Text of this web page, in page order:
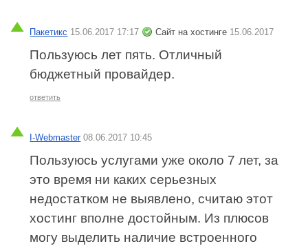
Пакетикс 15.06.2017 17:17 Сайт на хостинге 15.06.2017
Пользуюсь лет пять. Отличный
бюджетный провайдер.
ответить
I-Webmaster 08.06.2017 10:45
Пользуюсь услугами уже около 7 лет, за
это время ни каких серьезных
недостатком не выявлено, считаю этот
хостинг вполне достойным. Из плюсов
могу выделить наличие встроенного